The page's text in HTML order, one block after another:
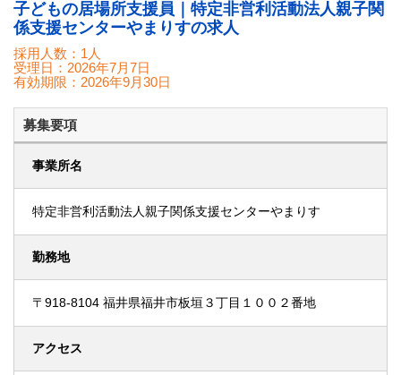
子どもの居場所支援員｜特定非営利活動法人親子関
係支援センターやまりすの求人
採用人数：1人
受理日： 2026年7月7日
有効期限： 2026年9月30日
募集要項
事業所名
特定非営利活動法人親子関係支援センターやまりす
勤務地
〒918-8104 福井県福井市板垣３丁目１００２番地
アクセス